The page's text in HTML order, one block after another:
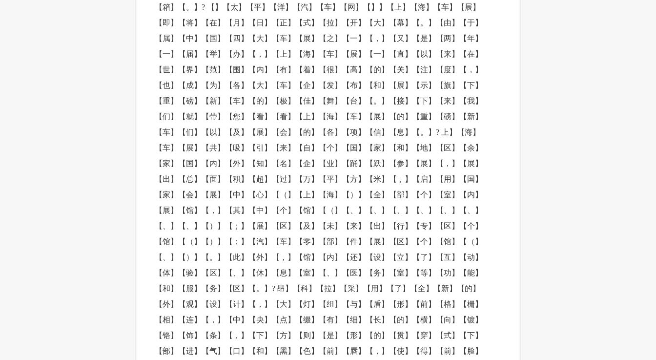
【箱】【。】? 【】【太】【平】【洋】【汽】【车】【网】【】】【上】【海】【车】【展】
【即】【将】【在】【月】【日】【正】【式】【拉】【开】【大】【幕】【。】【由】【于】
【属】【中】【国】【四】【大】【车】【展】【之】【一】【，】【又】【是】【两】【年】
【一】【届】【举】【办】【，】【上】【海】【车】【展】【一】【直】【以】【来】【在】
【世】【界】【范】【围】【内】【有】【着】【很】【高】【的】【关】【注】【度】【，】
【也】【成】【为】【各】【大】【车】【企】【发】【布】【和】【展】【示】【旗】【下】
【重】【磅】【新】【车】【的】【极】【佳】【舞】【台】【。】【接】【下】【来】【我】
【们】【就】【带】【您】【看】【看】【上】【海】【车】【展】【的】【重】【磅】【新】
【车】【们】【以】【及】【展】【会】【的】【各】【项】【信】【息】【。】? 上】【海】
【车】【展】【共】【吸】【引】【来】【自】【个】【国】【家】【和】【地】【区】【余】
【家】【国】【内】【外】【知】【名】【企】【业】【踊】【跃】【参】【展】【，】【展】
【出】【总】【面】【积】【超】【过】【万】【平】【方】【米】【，】【启】【用】【国】
【家】【会】【展】【中】【心】【（】【上】【海】【）】【全】【部】【个】【室】【内】
【展】【馆】【，】【其】【中】【个】【馆】【（】【、】【、】【、】【、】【、】【、】
【、】【、】【）】【；】【展】【区】【及】【未】【来】【出】【行】【专】【区】【个】
【馆】【（】【）】【；】【汽】【车】【零】【部】【件】【展】【区】【个】【馆】【（】
【、】【）】【。】【此】【外】【，】【馆】【内】【还】【设】【立】【了】【互】【动】
【体】【验】【区】【、】【休】【息】【室】【、】【医】【务】【室】【等】【功】【能】
【和】【服】【务】【区】【。】? 昂】【科】【拉】【采】【用】【了】【全】【新】【的】
【外】【观】【设】【计】【，】【大】【灯】【组】【与】【盾】【形】【前】【格】【栅】
【相】【连】【，】【中】【央】【点】【缀】【有】【细】【长】【的】【横】【向】【镀】
【铬】【饰】【条】【，】【下】【方】【则】【是】【形】【的】【贯】【穿】【式】【下】
【部】【进】【气】【口】【和】【黑】【色】【前】【唇】【，】【使】【得】【前】【脸】